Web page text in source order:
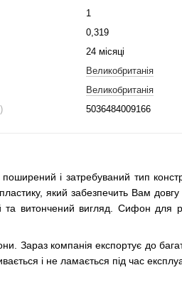
1
0,319
24 місяці
Великобританія
Великобританія
5036484009166
і затребуваний тип
який забезпечить Вам
та витончений вигляд. Сифон для
Зараз компанія експортує до
і не ламається під час